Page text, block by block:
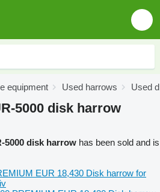
equipment Used harrows Used
5000 disk harrow
5000 disk harrow has been sold and is
EUR 18,430 Disk harrow for